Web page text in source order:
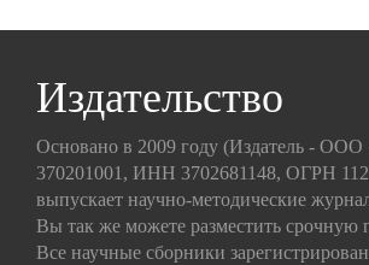
Издательство
Основано в 2009 году (Издатель -
370201001, ИНН 3702681148, ОГРН
выпускает научно-методические
Вы так же можете разместить срочную
Все научные сборники